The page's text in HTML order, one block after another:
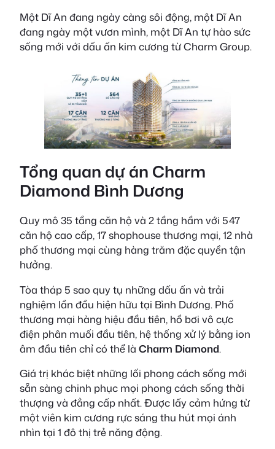
Một Dĩ An đang ngày càng sôi động, một Dĩ An
đang ngày một vươn mình, một Dĩ An tự hào sức
sống mới với dấu ấn kim cương từ Charm Group.
Tổng quan dự án Charm
Diamond Bình Dương
Quy mô 35 tầng căn hộ và 2 tầng hầm với 547
căn hộ cao cấp, 17 shophouse thương mại, 12 nhà
phố thương mại cùng hàng trăm đặc quyền tận
hưởng.
Tòa tháp 5 sao quy tụ những dấu ấn và trải
nghiệm lần đầu hiện hữu tại Bình Dương. Phố
thương mại hàng hiệu đầu tiên, hồ bơi vô cực
điện phân muối đầu tiên, hệ thống xử lý bằng ion
âm đầu tiên chỉ có thể là Charm Diamond.
Giá trị khác biệt những lối phong cách sống mới
sẵn sàng chinh phục mọi phong cách sống thời
thượng và đẳng cấp nhất. Được lấy cảm hứng từ
một viên kim cương rực sáng thu hút mọi ánh
nhìn tại 1 đô thị trẻ năng động.